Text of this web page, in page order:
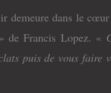
demeure dans le
de Francis Lopez. «
puis de vous faire